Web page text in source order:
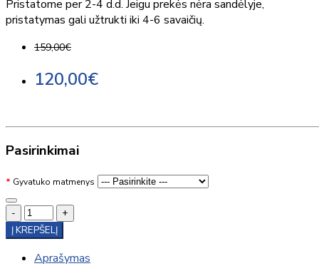
Pristatome per 2-4 d.d. Jeigu prekės nėra sandėlyje,
pristatymas gali užtrukti iki 4-6 savaičių.
159,00€
120,00€
Pasirinkimai
Gyvatuko matmenys
-
+
Į KREPŠELĮ
Aprašymas